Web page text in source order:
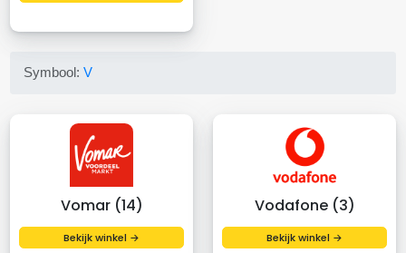
Symbool:V
Vomar (14)
Bekijk winkel →
Vodafone (3)
Bekijk winkel →